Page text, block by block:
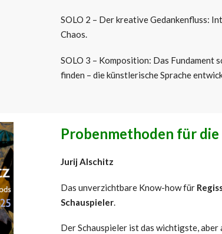
SOLO 2 – Der kreative Gedankenfluss:
Chaos.
SOLO 3 – Komposition: Das Fundament
finden – die künstlerische Sprache
Probenmethoden für
Jurij Alschitz
Das unverzichtbare Know-how für
Schauspieler.
Der Schauspieler ist das wichtigste, aber